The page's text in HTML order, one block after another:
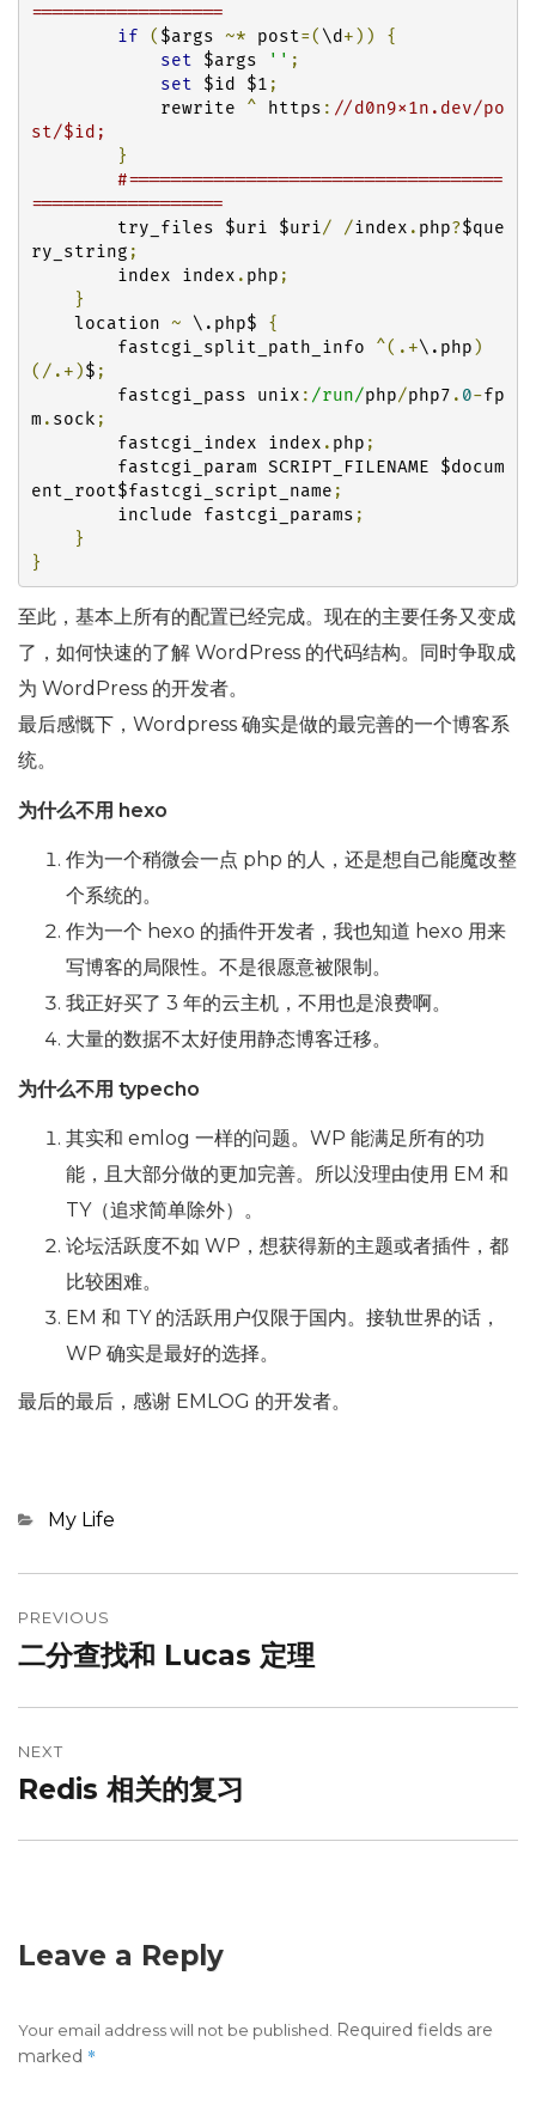
==================
if
( $args ~* post=( \d +))
{
set $args '' ;
set $id $1 ;
            rewrite
^ https : //d0n9x1n.dev/po
st/$id;
}
#===================================
==================
        try_files $uri $uri
/ /index . php?$que
ry_string ;
        index index
. php ;
}
    location
~ \.php$ {
        fastcgi_split_path_info
^(.+\.php )
(/.+)$ ;
        fastcgi_pass unix
: /run/php/php7 . 0-fp
m . sock ;
        fastcgi_index index
. php ;
ent_root$fastcgi_script_name ;
        include fastcgi_params
;
}
}
至此，基本上所有的配置已经完成。现在的主要任务又变成
了，如何快速的了解 WordPress 的代码结构。同时争取成
为 WordPress 的开发者。
最后感慨下，Wordpress 确实是做的最完善的一个博客系
统。
为什么不用 hexo
作为一个稍微会一点 php 的人，还是想自己能魔改整
个系统的。
作为一个 hexo 的插件开发者，我也知道 hexo 用来
写博客的局限性。不是很愿意被限制。
我正好买了 3 年的云主机，不用也是浪费啊。
大量的数据不太好使用静态博客迁移。
为什么不用 typecho
其实和 emlog 一样的问题。WP 能满足所有的功
能，且大部分做的更加完善。所以没理由使用 EM 和
TY（追求简单除外）。
论坛活跃度不如 WP，想获得新的主题或者插件，都
比较困难。
EM 和 TY 的活跃用户仅限于国内。接轨世界的话，
WP 确实是最好的选择。
最后的最后，感谢 EMLOG 的开发者。
Categories
My Life
navigation
PREVIOUS
Previous
二分查找和 Lucas 定理
NEXT
Next
Redis 相关的复习
Leave a Reply
Your email address will not be published. Required fields are
marked *